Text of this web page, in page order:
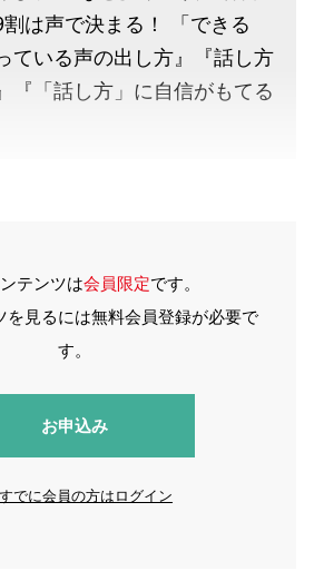
は声で決まる！ 「できる
ている声の出し方』『話し方
『「話し方」に自信がもてる
テンツは会員限定です。
を見るには無料会員登録が必要で
す。
お申込み
すでに会員の方はログイン